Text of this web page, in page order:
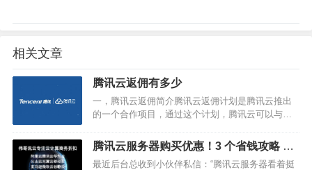
相关文章
腾讯云返佣有多少
一，腾讯云返佣简介腾讯云返佣计划是腾讯云推出
的一个合作项目，通过这个计划，腾讯云可以与合
佣奖励。这种合作模式可以帮助腾讯云增加销售
额，同时也可以帮助合作伙伴…
腾讯云服务器购买优惠！3 个省钱攻略 + 1
个安全真相，新手必看！
最近后台总收到小伙伴私信：“腾讯云服务器看着挺